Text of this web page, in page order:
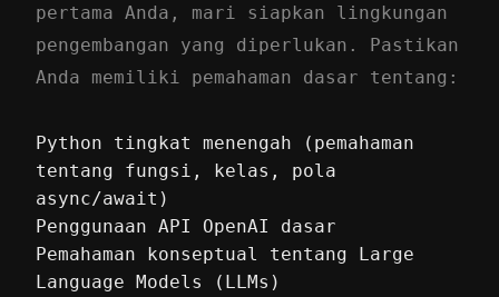
pertama Anda, mari siapkan lingkungan
pengembangan yang diperlukan. Pastikan
Anda memiliki pemahaman dasar tentang:
Python tingkat menengah (pemahaman
tentang fungsi, kelas, pola
async/await)
Penggunaan API OpenAI dasar
Pemahaman konseptual tentang Large
Language Models (LLMs)